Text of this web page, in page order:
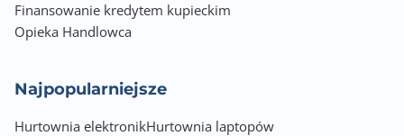
Finansowanie kredytem kupieckim
Opieka Handlowca
Najpopularniejsze
Hurtownia elektronikHurtownia laptopów